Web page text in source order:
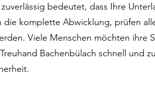
bedeutet, dass Ihre
komplette Abwicklung, prüfen
Viele Menschen möchten ihre
Bachenbülach schnell und